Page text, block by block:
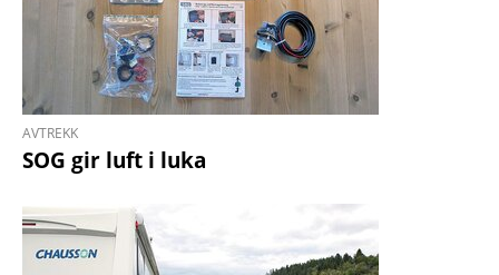
AVTREKK
SOG gir luft i luka